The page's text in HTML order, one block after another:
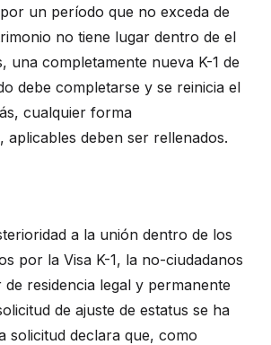
un período que no exceda de
no tiene lugar dentro de el
una completamente nueva K-1 de
debe completarse y se reinicia el
cualquier forma
aplicables deben ser rellenados.
a la unión dentro de los
por la Visa K-1, la no-ciudadanos
residencia legal y permanente
de ajuste de estatus se ha
solicitud declara que, como